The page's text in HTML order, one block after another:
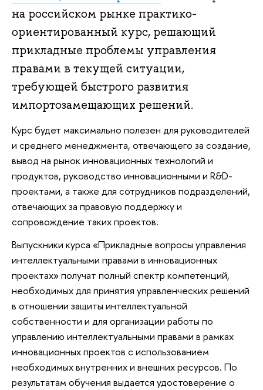
на российском рынке практико-
ориентированный курс, решающий
прикладные проблемы управления
правами в текущей ситуации,
требующей быстрого развития
импортозамещающих решений.
Курс будет максимально полезен для руководителей
и среднего менеджмента, отвечающего за создание,
вывод на рынок инновационных технологий и
продуктов, руководство инновационными и R&D-
проектами, а также для сотрудников подразделений,
отвечающих за правовую поддержку и
сопровождение таких проектов.
Выпускники курса «Прикладные вопросы управления
интеллектуальными правами в инновационных
проектах» получат полный спектр компетенций,
необходимых для принятия управленческих решений
в отношении защиты интеллектуальной
собственности и для организации работы по
управлению интеллектуальными правами в рамках
инновационных проектов с использованием
необходимых внутренних и внешних ресурсов. По
результатам обучения выдается удостоверение о